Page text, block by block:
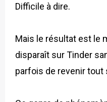
Difficile à dire.
Mais le résultat est le
disparaît sur Tinder
parfois de revenir tout